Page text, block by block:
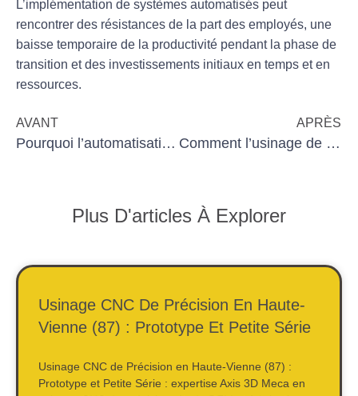
L’implémentation de systèmes automatisés peut
rencontrer des résistances de la part des employés, une
baisse temporaire de la productivité pendant la phase de
transition et des investissements initiaux en temps et en
ressources.
AVANT
Pourquoi l’automatisation est essentielle pour les TPE industrielles
APRÈS
Comment l’usinage de précision transforme la fabrication
Plus D'articles À Explorer
Usinage CNC De Précision En Haute-
Vienne (87) : Prototype Et Petite Série
Usinage CNC de Précision en Haute-Vienne (87) :
Prototype et Petite Série : expertise Axis 3D Meca en